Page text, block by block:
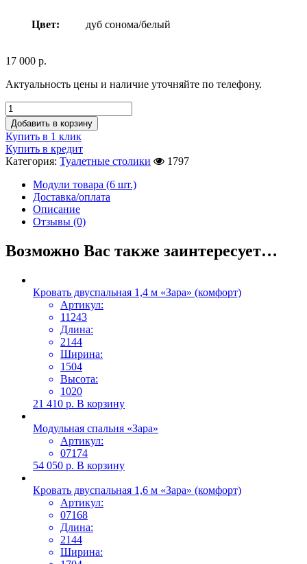
Цвет: дуб сонома/белый
17 000 р.
Актуальность цены и наличие уточняйте по телефону.
Добавить в корзину
Купить в 1 клик
Купить в кредит
Категория: Туалетные столики
1797
Модули товара (6 шт.)
Доставка/оплата
Описание
Отзывы (0)
Возможно Вас также заинтересует…
Кровать двуспальная 1,4 м «Зара» (комфорт)
Артикул:
11243
Длина:
2144
Ширина:
1504
Высота:
1020
21 410 р. В корзину
Модульная спальня «Зара»
Артикул:
07174
54 050 р. В корзину
Кровать двуспальная 1,6 м «Зара» (комфорт)
Артикул:
07168
Длина:
2144
Ширина: